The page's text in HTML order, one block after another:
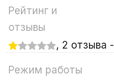
Рейтинг и
отзывы
, 2 отзыва -
Режим работы